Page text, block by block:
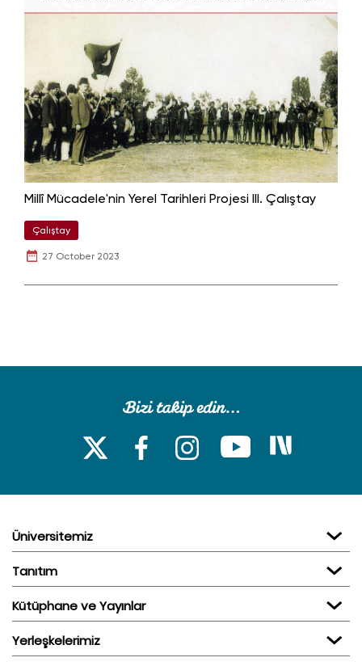
Millî Mücadele'nin Yerel Tarihleri Projesi III. Çalıştay
Çalıştay
27 October 2023
Üniversitemiz
Tanıtım
Kütüphane ve Yayınlar
Yerleşkelerimiz